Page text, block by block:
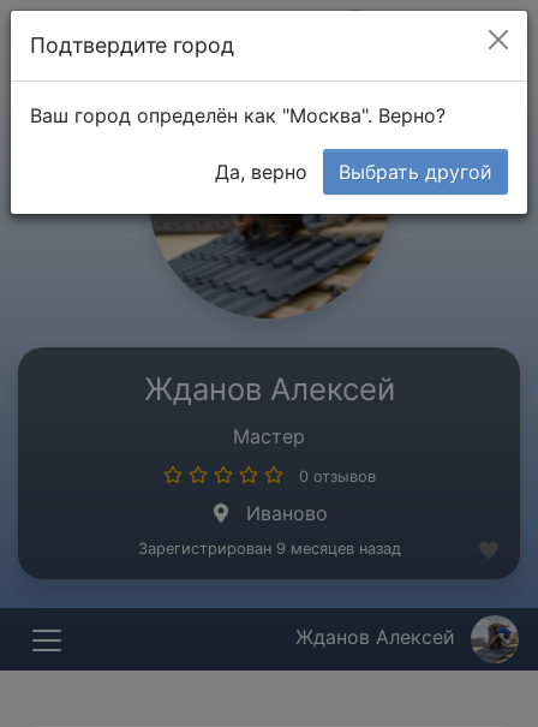
Жданов Алексей
Мастер
0 отзывов
Иваново
Зарегистрирован 9 месяцев назад
Жданов Алексей
Подтвердите город
Ваш город определён как "Москва". Верно?
Да, верно Выбрать другой